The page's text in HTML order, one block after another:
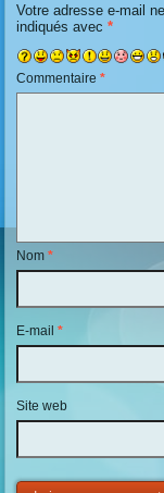
Votre adresse e-mail
indiqués avec*
Commentaire*
Nom*
E-mail*
Site web